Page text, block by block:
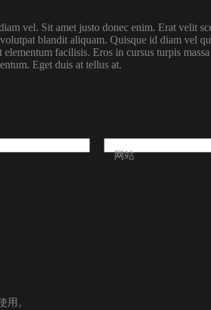
vel. Sit amet justo donec enim. Erat velit
blandit aliquam. Quisque id diam vel
facilisis. Eros in cursus turpis
Eget duis at tellus at.
网站
用。